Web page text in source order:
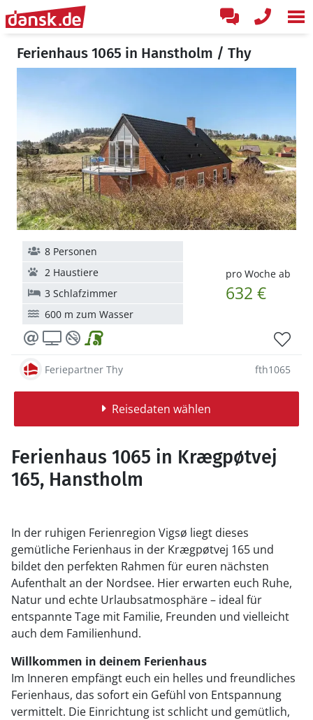
Ferienhaus 1065 in Hanstholm / Thy
pro Woche ab
632 €
8 Personen
2 Haustiere
3 Schlafzimmer
600 m zum Wasser
Feriepartner Thy fth1065
Reisedaten wählen
Ferienhaus 1065 in Krægpøtvej
165, Hanstholm
In der ruhigen Ferienregion Vigsø liegt dieses
gemütliche Ferienhaus in der Krægpøtvej 165 und
bildet den perfekten Rahmen für euren nächsten
Aufenthalt an der Nordsee. Hier erwarten euch Ruhe,
Natur und echte Urlaubsatmosphäre – ideal für
entspannte Tage mit Familie, Freunden und vielleicht
auch dem Familienhund.
Willkommen in deinem Ferienhaus
Im Inneren empfängt euch ein helles und freundliches
Ferienhaus, das sofort ein Gefühl von Entspannung
vermittelt. Die Einrichtung ist schlicht und gemütlich,